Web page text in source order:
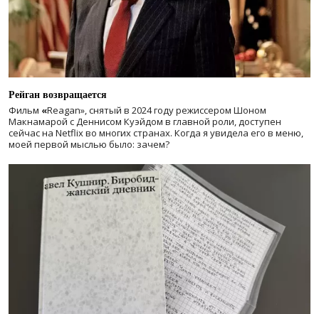
Рейган возвращается
Фильм «Reagan», снятый в 2024 годурежиссером Шоном
Макнамарой с Деннисом Куэйдом в главной роли, доступен
сейчас на Netflix во многих странах. Когда я увидела его в меню,
моей первой мыслью было: зачем?